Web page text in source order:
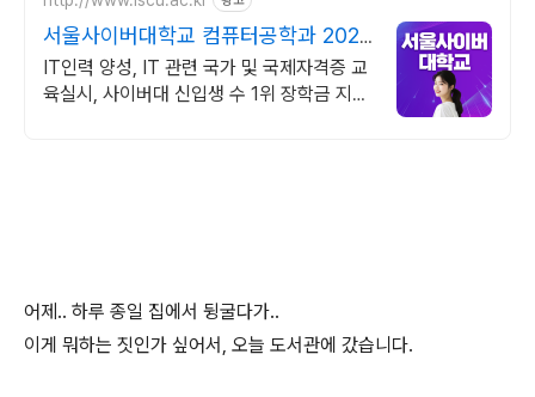
서울사이버대학교 컴퓨터공학과 2026
가을학기 신편입생
IT인력 양성, IT 관련 국가 및 국제자격증 교
육실시, 사이버대 신입생 수 1위 장학금 지급
어제.. 하루 종일 집에서 뒹굴다가..
이게 뭐하는 짓인가 싶어서, 오늘 도서관에 갔습니다.